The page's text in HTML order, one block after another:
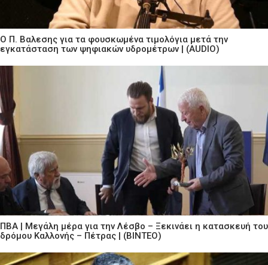
Ο Π. Βαλεσης για τα φουσκωμένα τιμολόγια μετά την
εγκατάσταση των ψηφιακών υδρομέτρων | (AUDIO)
ΠΒΑ | Μεγάλη μέρα για την Λέσβο – Ξεκινάει η κατασκευή του
δρόμου Καλλονής – Πέτρας | (ΒΙΝΤΕΟ)